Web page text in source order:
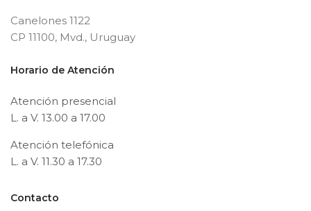
Canelones 1122
CP 11100, Mvd., Uruguay
Horario de Atención
Atención presencial
L. a V. 13.00 a 17.00
Atención telefónica
L. a V. 11.30 a 17.30
Contacto